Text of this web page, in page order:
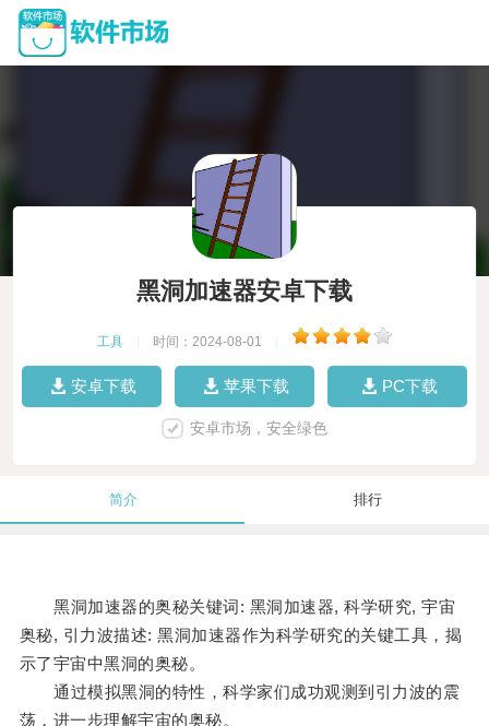
黑洞加速器安卓下载
工具 时间：2024-08-01
安卓下载 苹果下载 PC下载
安卓市场，安全绿色
简介 排行
黑洞加速器的奥秘关键词: 黑洞加速器, 科学研究, 宇宙
奥秘, 引力波描述: 黑洞加速器作为科学研究的关键工具，揭
示了宇宙中黑洞的奥秘。
通过模拟黑洞的特性，科学家们成功观测到引力波的震
荡，进一步理解宇宙的奥秘。